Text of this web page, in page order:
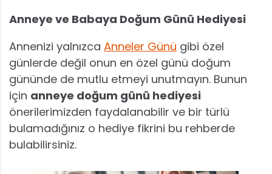
Anneye ve Babaya Doğum Günü Hediyesi
Annenizi yalnızca Anneler Günü gibi özel
günlerde değil onun en özel günü doğum
gününde de mutlu etmeyi unutmayın. Bunun
için anneye doğum günü hediyesi
önerilerimizden faydalanabilir ve bir türlü
bulamadığınız o hediye fikrini bu rehberde
bulabilirsiniz.